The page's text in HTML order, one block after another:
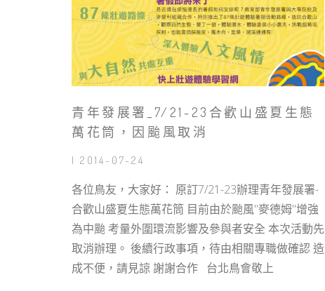
青年發展署_7/21-23合歡山盛夏生態
萬花筒，因颱風取消
| 2014-07-24
各位鳥友，大家好： 原訂7/21-23辦理青年發展署-
合歡山盛夏生態萬花筒 目前由於颱風"麥德姆"增強
為中颱 考量外圍環流影響及參與者安全 本次活動先
取消辦理。 後續行政事項，待由相關專職做確認 造
成不便，請見諒 謝謝合作 台北鳥會敬上